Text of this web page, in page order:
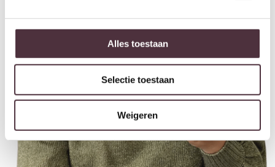
Alles toestaan
Selectie toestaan
Weigeren